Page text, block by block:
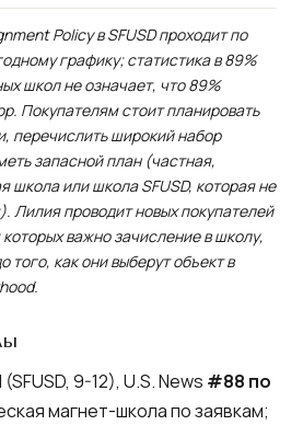
Policy в SFUSD проходит по
графику; статистика в 89%
школ не означает, что 89%
Покупателям стоит планировать
перечислить широкий набор
запасной план (частная,
школа или школа SFUSD, которая не
Лилия проводит новых покупателей
важно зачисление в школу,
того, как они выберут объект в
(SFUSD, 9-12), U.S. News #88 по
магнет-школа по заявкам;